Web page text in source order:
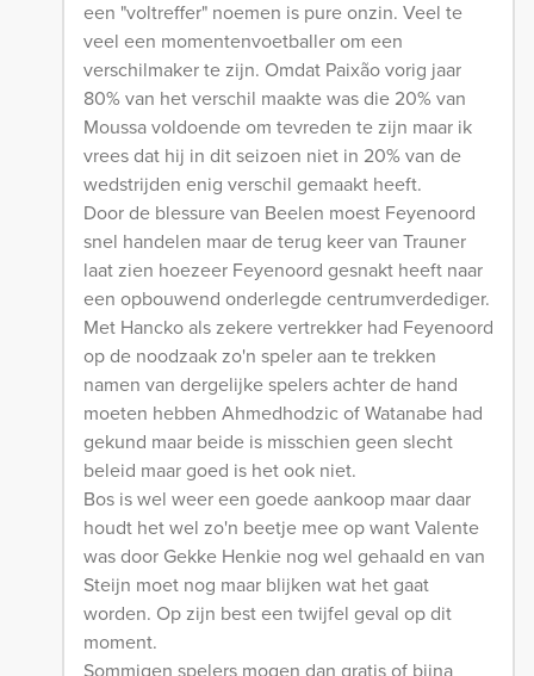
een "voltreffer" noemen is pure onzin. Veel te
veel een momentenvoetballer om een
verschilmaker te zijn. Omdat Paixão vorig jaar
80% van het verschil maakte was die 20% van
Moussa voldoende om tevreden te zijn maar ik
vrees dat hij in dit seizoen niet in 20% van de
wedstrijden enig verschil gemaakt heeft.
Door de blessure van Beelen moest Feyenoord
snel handelen maar de terug keer van Trauner
laat zien hoezeer Feyenoord gesnakt heeft naar
een opbouwend onderlegde centrumverdediger.
Met Hancko als zekere vertrekker had Feyenoord
op de noodzaak zo'n speler aan te trekken
namen van dergelijke spelers achter de hand
moeten hebben Ahmedhodzic of Watanabe had
gekund maar beide is misschien geen slecht
beleid maar goed is het ook niet.
Bos is wel weer een goede aankoop maar daar
houdt het wel zo'n beetje mee op want Valente
was door Gekke Henkie nog wel gehaald en van
Steijn moet nog maar blijken wat het gaat
worden. Op zijn best een twijfel geval op dit
moment.
Sommigen spelers mogen dan gratis of bijna